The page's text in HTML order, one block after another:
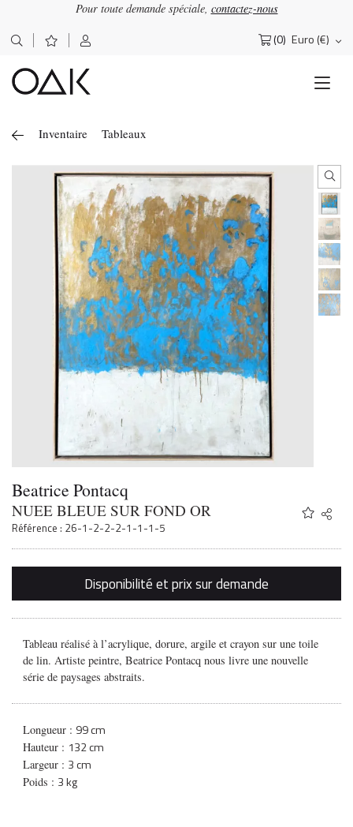
Pour toute demande spéciale, contactez-nous
(0) Euro (€)
Rechercher :
Inventaire Tableaux
Beatrice Pontacq
NUEE BLEUE SUR FOND OR
Référence : 26-1-2-2-2-1-1-1-5
Share
Twitter
Email
Disponibilité et prix sur demande
Tableau réalisé à l’acrylique, dorure, argile et crayon sur une toile
de lin. Artiste peintre, Beatrice Pontacq nous livre une nouvelle
série de paysages abstraits.
Longueur : 99 cm
Hauteur : 132 cm
Largeur : 3 cm
Poids : 3 kg